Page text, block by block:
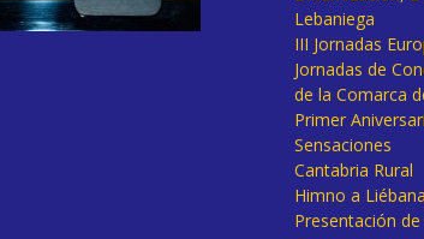
Lebaniega
III Jornadas
Jornadas de
de la Comarca
Primer
Sensaciones
Cantabria Rural
Himno a Liébana
Presentación